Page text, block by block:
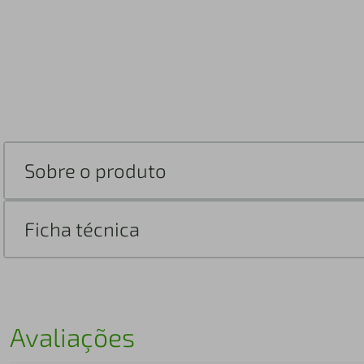
Sobre o produto
Ficha técnica
Avaliações